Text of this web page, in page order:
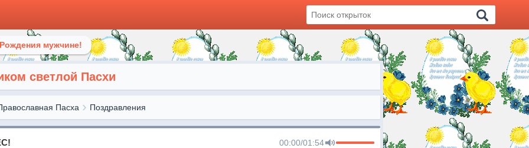
мужчине!
светлой Пасхи
Пасха Поздравления
00:00/01:54